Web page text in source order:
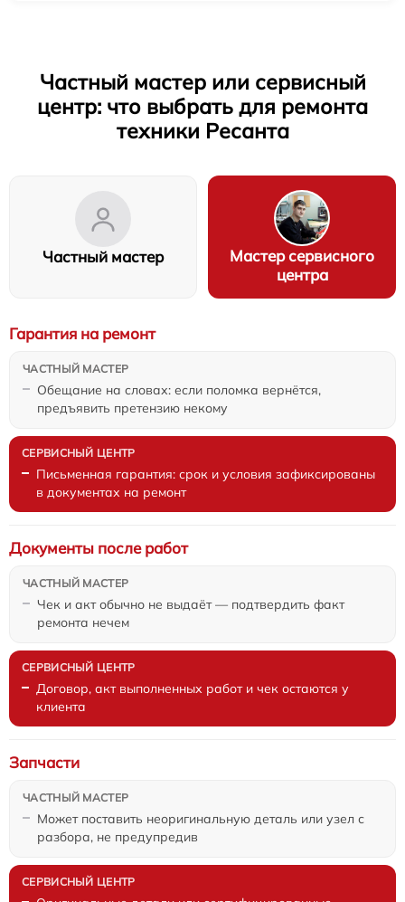
Частный мастер или сервисный
центр: что выбрать для ремонта
техники Ресанта
Частный мастер
Мастер сервисного
центра
Обещание на словах: если поломка вернётся,
предъявить претензию некому
Гарантия на ремонт
Письменная гарантия: срок и условия зафиксированы
в документах на ремонт
Чек и акт обычно не выдаёт — подтвердить факт
ремонта нечем
Документы после работ
Договор, акт выполненных работ и чек остаются у
клиента
Может поставить неоригинальную деталь или узел с
разбора, не предупредив
Запчасти